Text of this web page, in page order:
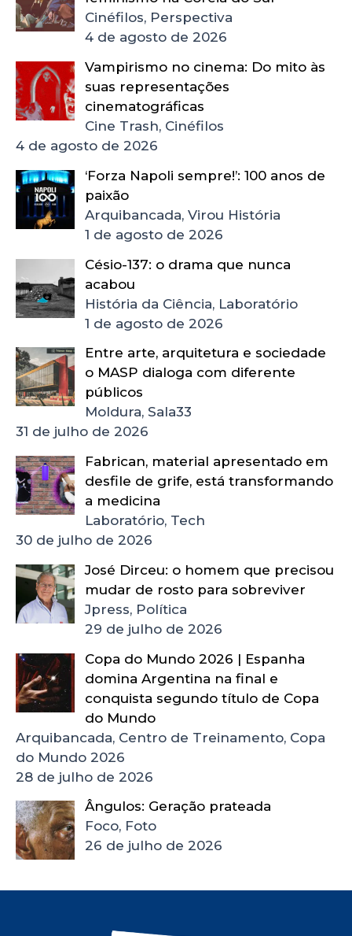
Cinéfilos, Perspectiva
4 de agosto de 2026
Vampirismo no cinema: Do mito às
suas representações
cinematográficas
Cine Trash, Cinéfilos
4 de agosto de 2026
‘Forza Napoli sempre!’: 100 anos de
paixão
Arquibancada, Virou História
1 de agosto de 2026
Césio-137: o drama que nunca
acabou
História da Ciência, Laboratório
1 de agosto de 2026
Entre arte, arquitetura e sociedade
o MASP dialoga com diferente
públicos
Moldura, Sala33
31 de julho de 2026
Fabrican, material apresentado em
desfile de grife, está transformando
a medicina
Laboratório, Tech
30 de julho de 2026
José Dirceu: o homem que precisou
mudar de rosto para sobreviver
Jpress, Política
29 de julho de 2026
Copa do Mundo 2026 | Espanha
domina Argentina na final e
conquista segundo título de Copa
do Mundo
Arquibancada, Centro de Treinamento, Copa
do Mundo 2026
28 de julho de 2026
Ângulos: Geração prateada
Foco, Foto
26 de julho de 2026